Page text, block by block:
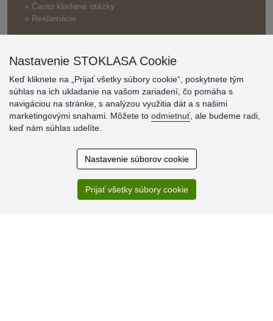
» Často kladené otázky
» Reklamácie
Hodnotenia
zákazníkov
Ústretovosť, pohotovosť. Som spokojná.
Nastavenie STOKLASA Cookie
Keď kliknete na „Prijať všetky súbory cookie“, poskytnete tým
súhlas na ich ukladanie na vašom zariadení, čo pomáha s
navigáciou na stránke, s analýzou využitia dát a s našimi
marketingovými snahami. Môžete to odmietnuť, ale budeme radi,
keď nám súhlas udelíte.
Nastavenie súborov cookie
Prijať všetky súbory cookie